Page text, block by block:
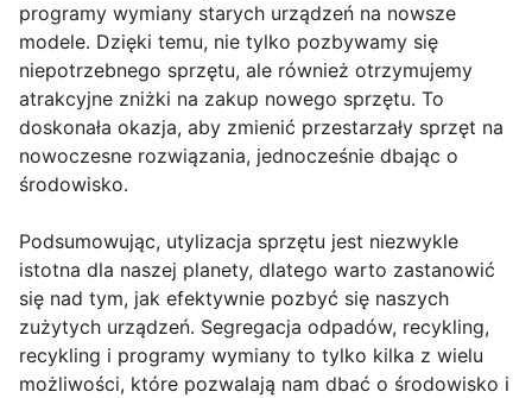
programy wymiany starych urządzeń na nowsze
modele. Dzięki temu, nie tylko pozbywamy się
niepotrzebnego sprzętu, ale również otrzymujemy
atrakcyjne zniżki na zakup nowego sprzętu. To
doskonała okazja, aby zmienić przestarzały sprzęt na
nowoczesne rozwiązania, jednocześnie dbając o
środowisko.
Podsumowując, utylizacja sprzętu jest niezwykle
istotna dla naszej planety, dlatego warto zastanowić
się nad tym, jak efektywnie pozbyć się naszych
zużytych urządzeń. Segregacja odpadów, recykling,
recykling i programy wymiany to tylko kilka z wielu
możliwości, które pozwalają nam dbać o środowisko i